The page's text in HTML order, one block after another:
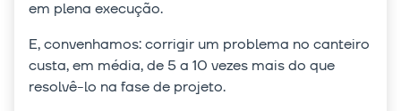
em plena execução.
E, convenhamos: corrigir um problema no canteiro
custa, em média, de 5 a 10 vezes mais do que
resolvê-lo na fase de projeto.